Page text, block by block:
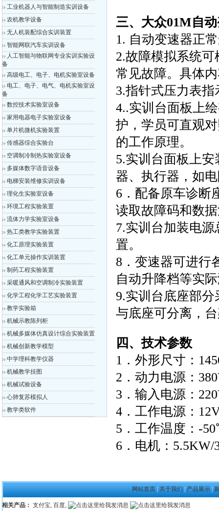
工业机器人与智能制造实训设备
农机教学设备
无人机装配综合实训装置
智能网联汽车实训设备
人工智能与物联网专业实训实验设
备
高级电工、电子、电机实验室设备
电工、电子、电气、电机实验室设
备
数控技术实验室设备
家用电器电子实验室设备
单片机微机实验装置
传感器综合实验台
空调制冷制热实验室设备
多媒体数字语音设备
电梯安装维修实训设备
理化生实验室设备
环境工程实验装置
流体力学实验室设备
热工类教学实验装置
化工原理实验装置
化工单元操作实训装置
制药工程实验装置
采暖通风和空调制冷实验装置
化学工程化学工艺实验装置
教学实验箱
机械示教陈列柜
机械多媒体仿真设计综合实验装置
机械创新教学模型
中学理科教学仪器
机械教学挂图
机械试验设备
心肺复苏模拟人
教学类软件
三、大众01M自
1. 自动变速器正
2.故障模拟系统
常见故障。具体
3.指针式压力表
4..实训台面板上
护，学员可直观
的工作原理。
5.实训台面板上
器、执行器，如
6．配备原车诊断
读取故障码和数
7.实训台加装电
置。
8．变速器可进行
自动升降档等实
9.实训台底座部
与底座可分离，
四、技术参数
1．外形尺寸：
2．动力电源：
3．输入电源：
4．工作电源：
5．工作温度：-
6．电机：5.5KW/
网站首页 关于我们 产品展示
相关产品： 支付宝, 百度,